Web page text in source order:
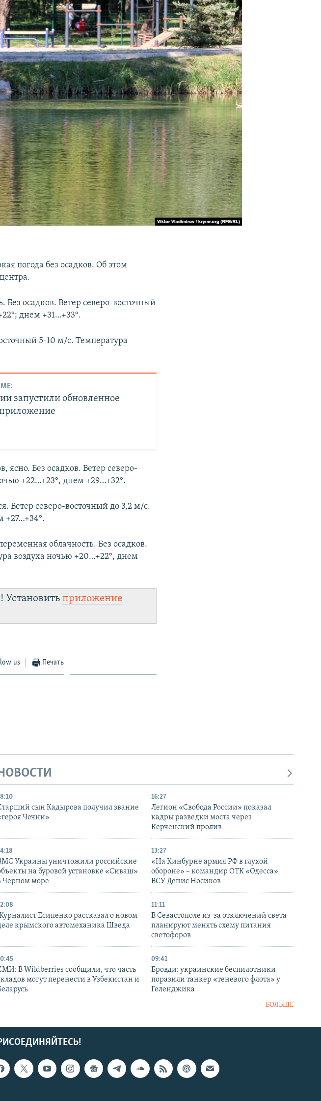
погода без осадков. Об этом
осадков. Ветер северо-восточный
днем +31…+33°.
5-10 м/с. Температура
запустили обновленное
Без осадков. Ветер северо-
+22…+23°, днем +29…+32°.
Ветер северо-восточный до 3,2 м/с.
+27…+34°.
облачность. Без осадков.
воздуха ночью +20…+22°, днем
Установитьприложение
us Печать
сын Кадырова получил звание
Чечни»
16:27
Легион «Свобода России» показал
кадры разведки моста через
Керченский пролив
Украины уничтожили российские
на буровой установке «Сиваш»
Черном море
13:27
«На Кинбурне армия РФ в глухой
обороне» – командир ОТК «Одесса»
ВСУ Денис Носиков
Есипенко рассказал о новом
крымского автомеханика Шведа
11:11
В Севастополе из-за отключений света
планируют менять схему питания
светофоров
В Wildberries сообщили, что часть
могут перенести в Узбекистан и
09:41
Бровди: украинские беспилотники
поразили танкер «теневого флота» у
Геленджика
БОЛЬШЕ